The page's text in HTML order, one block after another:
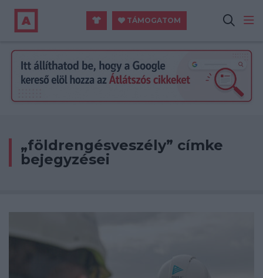
TÁMOGATOM
„földrengésveszély” címke
bejegyzései